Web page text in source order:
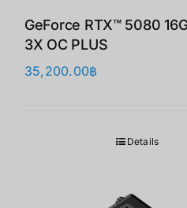
GeForce RTX™ 5080
3X OC PLUS
35,200.00฿
Details